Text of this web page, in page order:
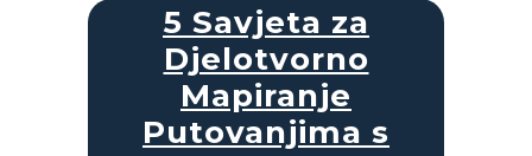
5 Savjeta za
Djelotvorno
Mapiranje
Putovanjima s